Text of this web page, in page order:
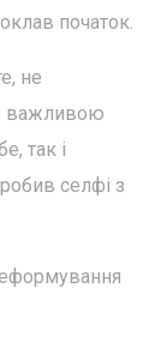
початок.
не
важливою
так і
селфі з